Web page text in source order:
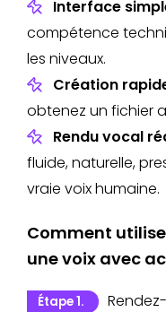
Interface
compétence
les niveaux.
Création
obtenez un fichier
Rendu vocal
fluide, naturelle,
vraie voix humaine.
Comment
une voix avec
Étape 1.